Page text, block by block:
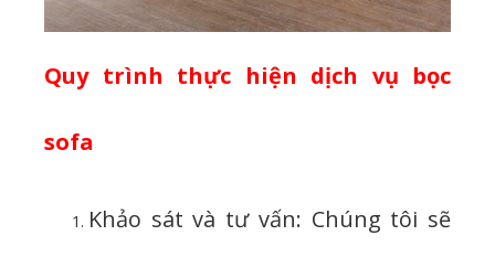
Quy trình thực hiện dịch vụ bọc
sofa
Khảo sát và tư vấn: Chúng tôi sẽ